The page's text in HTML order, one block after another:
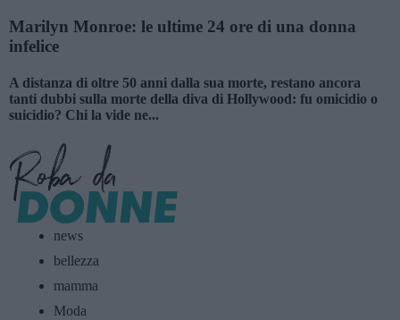
Marilyn Monroe: le ultime 24 ore di una donna
infelice
A distanza di oltre 50 anni dalla sua morte, restano ancora
tanti dubbi sulla morte della diva di Hollywood: fu omicidio o
suicidio? Chi la vide ne...
news
bellezza
mamma
Moda